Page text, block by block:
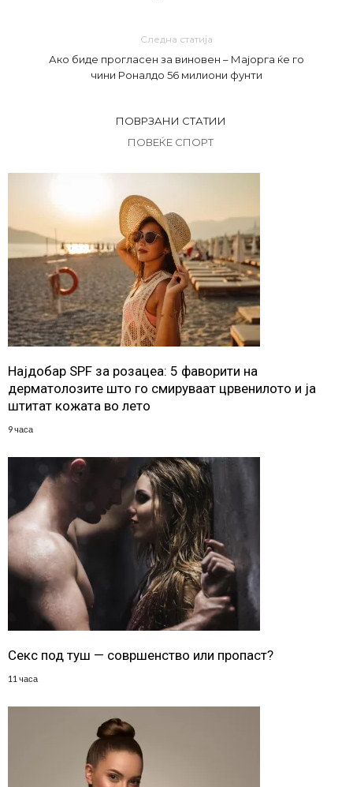
Следна статија
Ако биде прогласен за виновен – Мајорга ќе го
чини Роналдо 56 милиони фунти
ПОВРЗАНИ СТАТИИ
ПОВЕЌЕ СПОРТ
Најдобар SPF за розацеа: 5 фаворити на
дерматолозите што го смируваат црвенилото и ја
штитат кожата во лето
9 часа
Секс под туш — совршенство или пропаст?
11 часа